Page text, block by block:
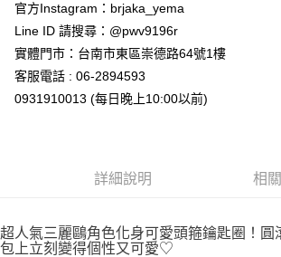
每筆NT$65，滿NT$999(含以上)免運費
付款後7-11取貨
每筆NT$65，滿NT$999(含以上)免運費
宅配
官方Instagram：brjaka_yema
Line ID 請搜尋：@pwv9196r
實體門市：台南市東區崇德路64號1樓
客服電話 : 06-2894593
0931910013 (每日晚上10:00以前)
詳細說明 相
超人氣三麗鷗角色化身可愛頭箍鑰匙圈！圓
包上立刻變得個性又可愛♡